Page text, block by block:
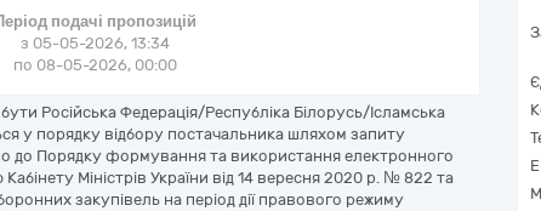
подачі пропозицій
з 05-05-2026, 13:34
по 08-05-2026, 00:00
Російська Федерація/Республіка Білорусь/Ісламська
у порядку відбору постачальника шляхом запиту
до Порядку формування та використання електронного
Міністрів України від 14 вересня 2020 р. № 822 та
закупівель на період дії правового режиму